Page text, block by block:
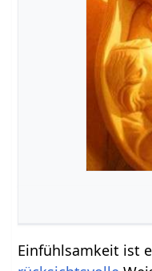
Einfühlsamkeit ist